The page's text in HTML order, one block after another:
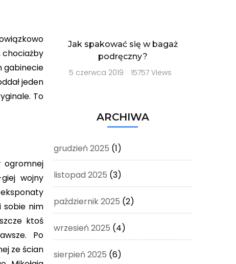
chociażby
gabinecie
jeden
To
ogromnej
wojny
sobie nim
ktoś
Po
ze ścian
Jak spakować się w bagaż
podręczny?
5 czerwca 2019 15757 Views
ARCHIWA
grudzień 2025 (1)
listopad 2025 (3)
październik 2025 (2)
wrzesień 2025 (4)
sierpień 2025 (6)